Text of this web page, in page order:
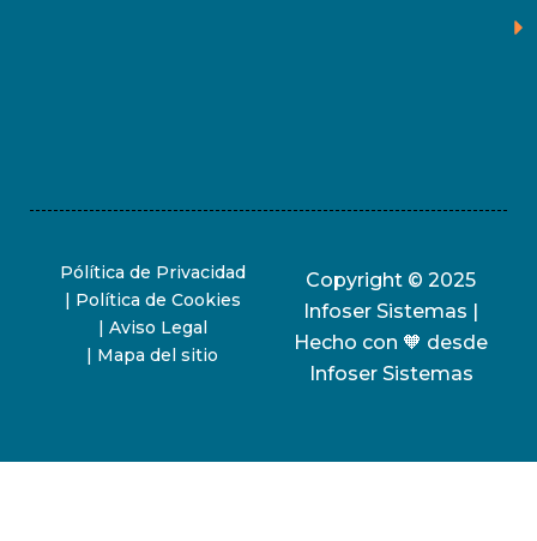
Pólítica de Privacidad
| Política de Cookies
| Aviso Legal
| Mapa del sitio
Copyright © 2025
Infoser Sistemas |
Hecho con 🧡 desde
Infoser Sistemas